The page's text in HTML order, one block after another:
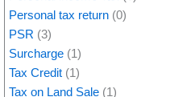
Personal tax return (0)
PSR (3)
Surcharge (1)
Tax Credit (1)
Tax on Land Sale (1)